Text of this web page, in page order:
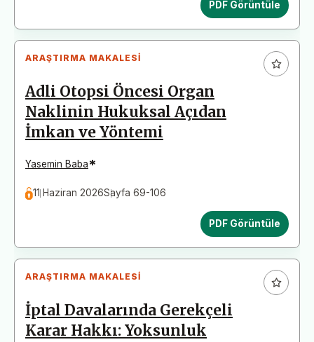
PDF Görüntüle
ARAŞTIRMA MAKALESI
Adli Otopsi Öncesi Organ
Naklinin Hukuksal Açıdan
İmkan ve Yöntemi
Yasemin Baba*
11 Haziran 2026Sayfa 69-106
PDF Görüntüle
ARAŞTIRMA MAKALESI
İptal Davalarında Gerekçeli
Karar Hakkı: Yoksunluk